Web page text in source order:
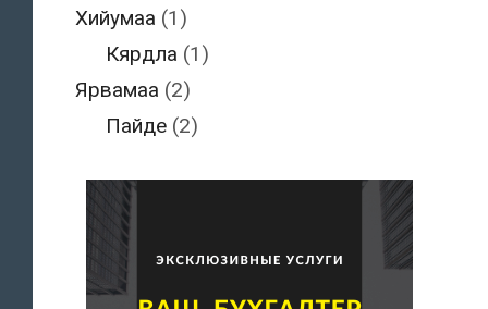
Хийумаа (1)
Кярдла (1)
Ярвамаа (2)
Пайде (2)